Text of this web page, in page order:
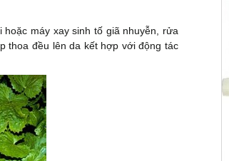
máy xay sinh tố giã nhuyễn, rửa
thoa đều lên da kết hợp với động tác